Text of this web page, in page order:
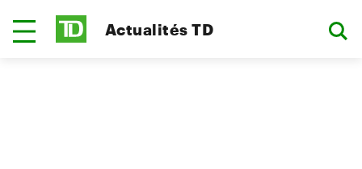
Actualités TD